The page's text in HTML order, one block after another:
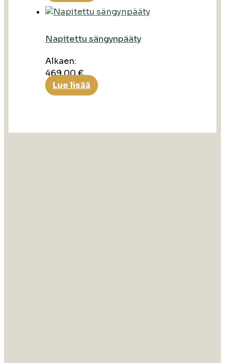
Napitettu sängynpääty
Alkaen:
469,00€
Lue lisää